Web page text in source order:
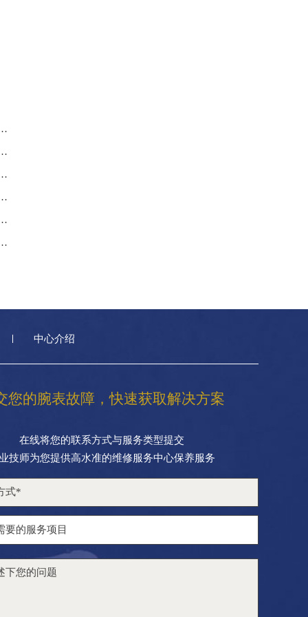
24小时服务电话权威信息公告（2026年7月最新）
24小时售后电话权威信息公告（2026年7月最新）
地址及服务电话权威信息公告（2026年7月最新）
址及售后电话权威信息公告（2026年7月最新）
话及地址权威信息公告（2026年7月最新）
地址及官方热线权威信息公告（2026年7月最新）
中心介绍
您的腕表故障，快速获取解决方案
在线将您的联系方式与服务类型提交
技师为您提供高水准的维修服务中心保养服务